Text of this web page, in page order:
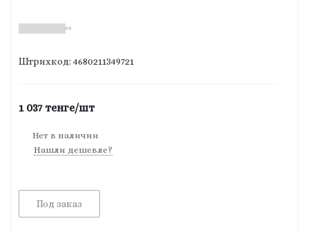
(0)
Штрихкод: 4680211349721
1 037тенге/шт
Нет в наличии
Нашли дешевле?
Под заказ